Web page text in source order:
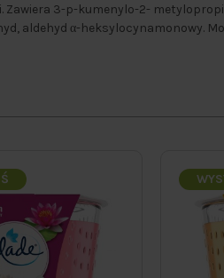
Zawiera 3-p-kumenylo-2-
aldehyd α-heksylocynamonowy.